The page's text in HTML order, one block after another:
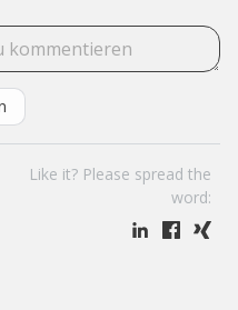
Like it? Please spread the
word: